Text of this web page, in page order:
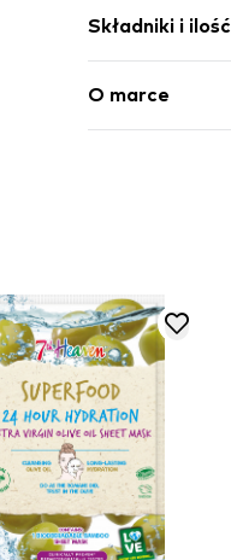
Składniki i ilość
O marce